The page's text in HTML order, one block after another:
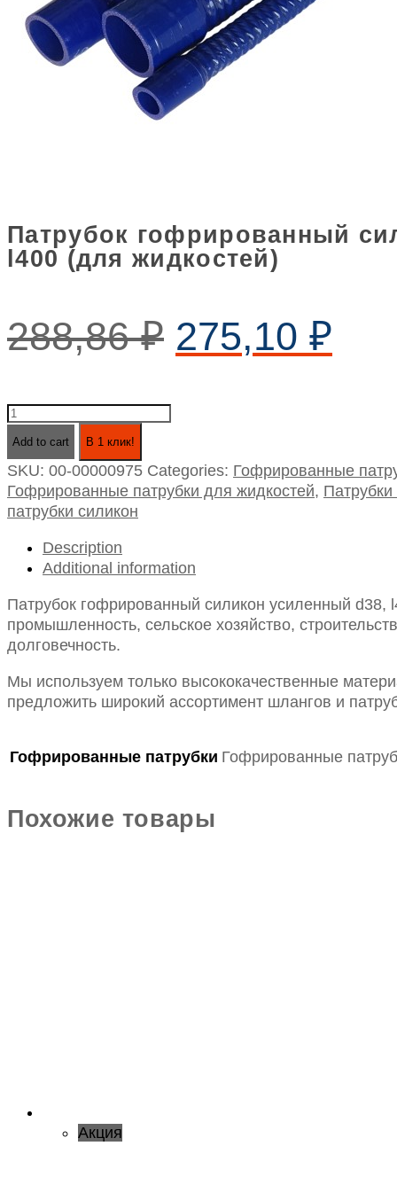
Патрубок гофрированный
l400 (для жидкостей)
288,86₽ 275,10 ₽
Патрубок
усиленный
d38,
l400
жидкостей)
quantity
Add to cart В 1 клик!
SKU: 00-00000975 Categories: Гофрированные
Гофрированные патрубки для жидкостей,
патрубки силикон
Description
Additional information
Патрубок гофрированный силикон усиленный d38,
промышленность, сельское хозяйство,
долговечность.
Мы используем только высококачественные
предложить широкий ассортимент шлангов и
Гофрированные патрубки Гофрированные
Похожие товары
Акция